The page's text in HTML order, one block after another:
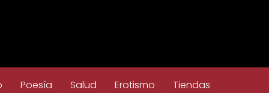
Poesía Salud Erotismo Tiendas